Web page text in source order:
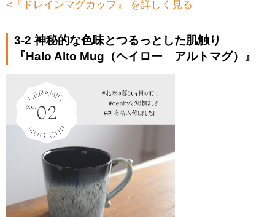
<『ドレインマグカップ』 を詳しく見る
3-2 神秘的な色味とつるっとした肌触り
『Halo Alto Mug（ヘイロー アルトマグ）』